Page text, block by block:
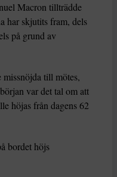
Macron tillträdde
har skjutits fram, dels
på grund av
missnöjda till mötes,
var det tal om att
höjas från dagens 62
bordet höjs